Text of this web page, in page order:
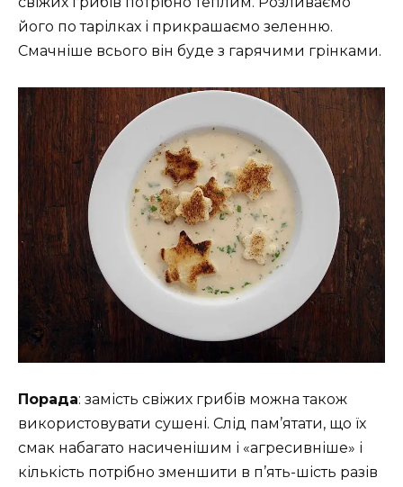
його по тарілках і прикрашаємо зеленню.
Смачніше всього він буде з гарячими грінками.
Порада: замість свіжих грибів можна також
використовувати сушені. Слід пам’ятати, що їх
смак набагато насиченішим і «агресивніше» і
кількість потрібно зменшити в п’ять-шість разів